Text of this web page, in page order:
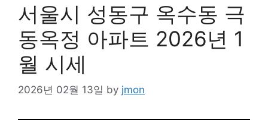
서울시 성동구 옥수동 극
동옥정 아파트 2026년 1
월 시세
2026년 02월 13일 by jmon